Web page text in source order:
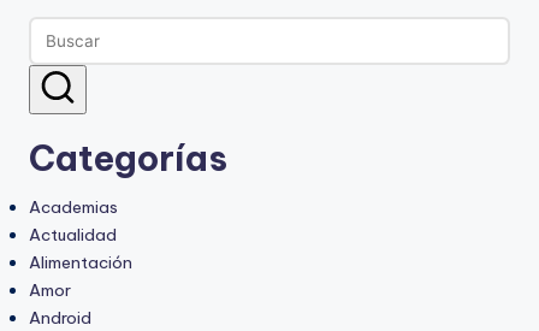
Categorías
Academias
Actualidad
Alimentación
Amor
Android